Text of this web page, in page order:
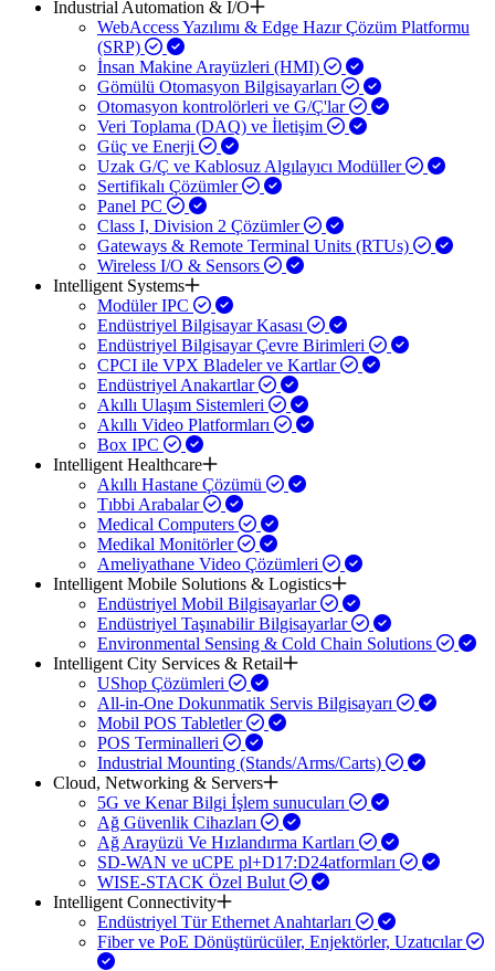
Industrial Automation & I/O
WebAccess Yazılımı & Edge Hazır Çözüm Platformu
(SRP)
İnsan Makine Arayüzleri (HMI)
Gömülü Otomasyon Bilgisayarları
Otomasyon kontrolörleri ve G/Ç'lar
Veri Toplama (DAQ) ve İletişim
Güç ve Enerji
Uzak G/Ç ve Kablosuz Algılayıcı Modüller
Sertifikalı Çözümler
Panel PC
Class I, Division 2 Çözümler
Gateways & Remote Terminal Units (RTUs)
Wireless I/O & Sensors
Intelligent Systems
Modüler IPC
Endüstriyel Bilgisayar Kasası
Endüstriyel Bilgisayar Çevre Birimleri
CPCI ile VPX Bladeler ve Kartlar
Endüstriyel Anakartlar
Akıllı Ulaşım Sistemleri
Akıllı Video Platformları
Box IPC
Intelligent Healthcare
Akıllı Hastane Çözümü
Tıbbi Arabalar
Medical Computers
Medikal Monitörler
Ameliyathane Video Çözümleri
Intelligent Mobile Solutions & Logistics
Endüstriyel Mobil Bilgisayarlar
Endüstriyel Taşınabilir Bilgisayarlar
Environmental Sensing & Cold Chain Solutions
Intelligent City Services & Retail
UShop Çözümleri
All-in-One Dokunmatik Servis Bilgisayarı
Mobil POS Tabletler
POS Terminalleri
Industrial Mounting (Stands/Arms/Carts)
Cloud, Networking & Servers
5G ve Kenar Bilgi İşlem sunucuları
Ağ Güvenlik Cihazları
Ağ Arayüzü Ve Hızlandırma Kartları
SD-WAN ve uCPE pl+D17:D24atformları
WISE-STACK Özel Bulut
Intelligent Connectivity
Endüstriyel Tür Ethernet Anahtarları
Fiber ve PoE Dönüştürücüler, Enjektörler, Uzatıcılar